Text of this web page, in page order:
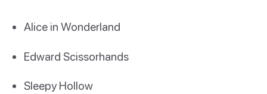
Alice in Wonderland
Edward Scissorhands
Sleepy Hollow